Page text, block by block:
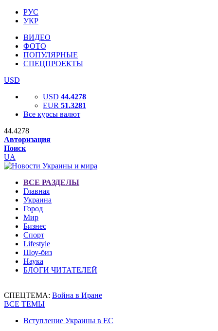
РУС
УКР
ВИДЕО
ФОТО
ПОПУЛЯРНЫЕ
СПЕЦПРОЕКТЫ
USD
USD 44.4278
EUR 51.3281
Все курсы валют
44.4278
Авторизация
Поиск
UA
ВСЕ РАЗДЕЛЫ
Главная
Украина
Город
Мир
Бизнес
Спорт
Lifestyle
Шоу-биз
Наука
БЛОГИ ЧИТАТЕЛЕЙ
СПЕЦТЕМА: Война в Иране
ВСЕ ТЕМЫ
Вступление Украины в ЕС